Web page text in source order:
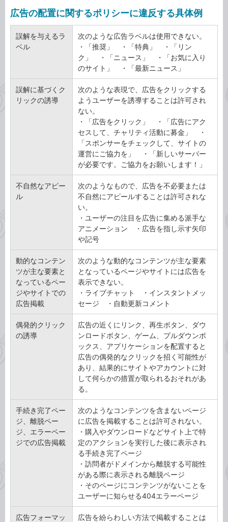
広告の配置に関するポリシーに違反する具体例
誤解を与えるラ
ベル
次のような広告ラベルは使用できない。
・「推奨」 ・「特典」 ・「リン
ク」 ・「ニュース」 ・「お気に入り
のサイト」 ・「最新ニュース」
誤解に基づくク
リックの誘導
次のような表現で、広告をクリックする
ようユーザーを誘導することは許可され
ない。
・「広告をクリック」 ・「広告にアク
セスして、チャリティ活動に募金」 ・
「スポンサーをチェックして、サイトの
運営にご協力を」 ・「新しいサーバー
が必要です。ご協力をお願いします！」
不自然なアピー
ル
次のようなもので、広告を不必要または
不自然にアピールすることは許可されな
い。
・ユーザーの注目を広告に集める派手な
アニメーション ・広告を指し示す矢印
や記号
動的なコンテン
ツが主な要素と
なっているペー
ジやサイトでの
広告掲載
次のような動的なコンテンツが主な要素
となっているページやサイトには広告を
表示できない。
・ライブチャット ・インスタントメッ
セージ ・自動更新コメント
偶発的クリック
の誘導
広告の近くにリンク、再生ボタン、ダウ
ンロードボタン、ゲーム、プルダウンボ
ックス、アプリケーションを配置すると
広告の偶発的なクリックを招く可能性が
あり、結果的にサイトやアカウントに対
して何らかの措置が取られるおそれがあ
る。
手続き完了ペー
ジ、離脱ペー
ジ、エラーペー
ジでの広告掲載
次のようなコンテンツを含まないページ
に広告を掲載することは許可されない。
・購入やダウンロードなどサイト上で特
定のアクションを実行した後に表示され
る手続き完了ページ
・訪問者がドメインから離脱する可能性
がある際に表示される離脱ページ
・そのページにコンテンツがないことを
ユーザーに知らせる404エラーページ
広告フォーマッ
広告を紛らわしい方法で掲載することは